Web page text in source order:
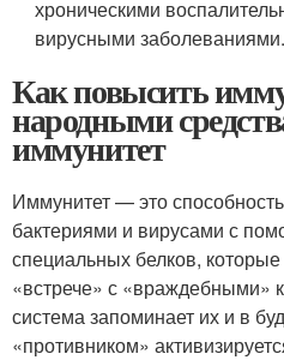
хроническими
вирусными заболеваниями.
Как повысить
народными
иммунитет
Иммунитет — это
бактериями и вирусами с
специальных белков,
«встрече» с «враждебными»
система запоминает их и в
«противником»